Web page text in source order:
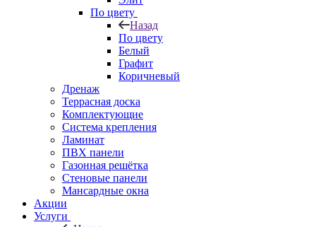
По цвету
Назад
По цвету
Белый
Графит
Коричневый
Дренаж
Террасная доска
Комплектующие
Система крепления
Ламинат
ПВХ панели
Газонная решётка
Стеновые панели
Мансардные окна
Акции
Услуги